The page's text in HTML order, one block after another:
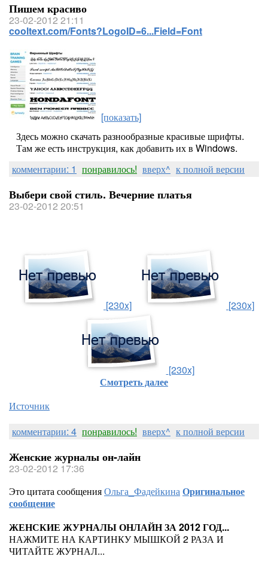
Пишем красиво
23-02-2012 21:11
cooltext.com/Fonts?LogoID=6...Field=Font
[показать]
Здесь можно скачать разнообразные красивые шрифты.
Там же есть инструкция, как добавить их в Windows.
комментарии: 1 понравилось! вверх^ к полной версии
Выбери свой стиль. Вечерние платья
23-02-2012 20:51
[230x] [230x]
[230x]
Смотреть далее
Источник
комментарии: 4 понравилось! вверх^ к полной версии
Женские журналы он-лайн
23-02-2012 17:36
Это цитата сообщенияОльга_ФадейкинаОригинальное
сообщение
ЖЕНСКИЕ ЖУРНАЛЫ ОНЛАЙН ЗА 2012 ГОД...
НАЖМИТЕ НА КАРТИНКУ МЫШКОЙ 2 РАЗА И
ЧИТАЙТЕ ЖУРНАЛ...